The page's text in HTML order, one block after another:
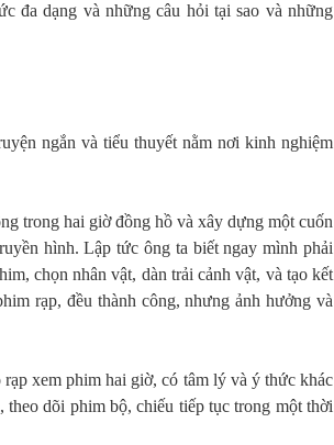
đa dạng và những câu hỏi tại sao và những
ngắn và tiểu thuyết nằm nơi kinh nghiệm
trong hai giờ đồng hồ và xây dựng một cuốn
hình. Lập tức ông ta biết ngay mình phải
chọn nhân vật, dàn trải cảnh vật, và tạo kết
rạp, đều thành công, nhưng ảnh hưởng và
xem phim hai giờ, có tâm lý và ý thức khác
theo dõi phim bộ, chiếu tiếp tục trong một thời